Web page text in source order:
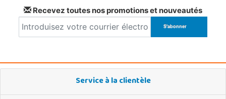
Recevez toutes nos promotions et nouveautés
Service à la clientèle